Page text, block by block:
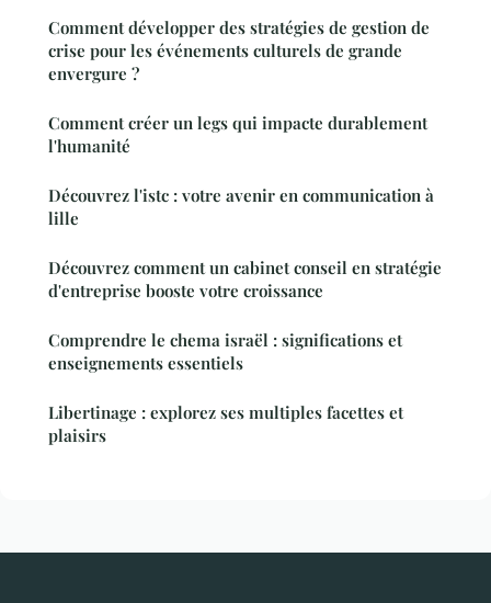
Comment développer des stratégies de gestion de
crise pour les événements culturels de grande
envergure ?
Comment créer un legs qui impacte durablement
l'humanité
Découvrez l'istc : votre avenir en communication à
lille
Découvrez comment un cabinet conseil en stratégie
d'entreprise booste votre croissance
Comprendre le chema israël : significations et
enseignements essentiels
Libertinage : explorez ses multiples facettes et
plaisirs